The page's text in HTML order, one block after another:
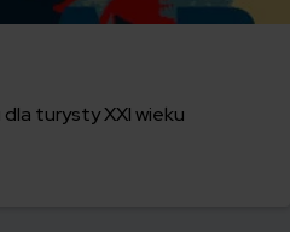
turysty XXI wieku